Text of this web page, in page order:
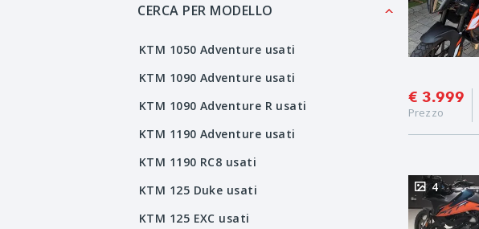
€ 3.999
Prezzo
4
CERCA PER MODELLO
KTM 1050 Adventure usati
KTM 1090 Adventure usati
KTM 1090 Adventure R usati
KTM 1190 Adventure usati
KTM 1190 RC8 usati
KTM 125 Duke usati
KTM 125 EXC usati